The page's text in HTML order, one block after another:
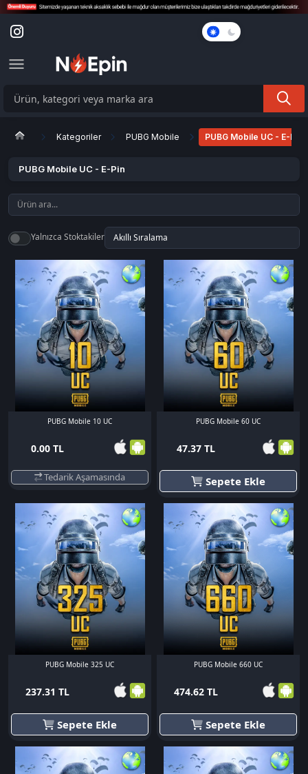
Kategoriler PUBG Mobile PUBG Mobile UC - E-Pin
PUBG Mobile UC - E-Pin
Yalnızca Stoktakiler
PUBG Mobile 10 UC
0.00 TL
Tedarik Aşamasında
PUBG Mobile 60 UC
47.37 TL
Sepete Ekle
PUBG Mobile 325 UC
237.31 TL
Sepete Ekle
PUBG Mobile 660 UC
474.62 TL
Sepete Ekle